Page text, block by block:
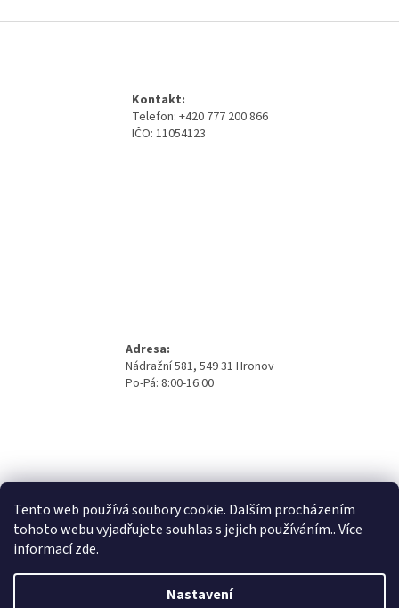
Tento web používá soubory cookie. Dalším procházením
tohoto webu vyjadřujete souhlas s jejich používáním.. Více
informacízde.
Nastavení
Kontakt:
Telefon: +420 777 200 866
IČO: 11054123
Adresa:
Nádražní 581, 549 31 Hronov
Po-Pá: 8:00-16:00
Vytvořil Shoptet